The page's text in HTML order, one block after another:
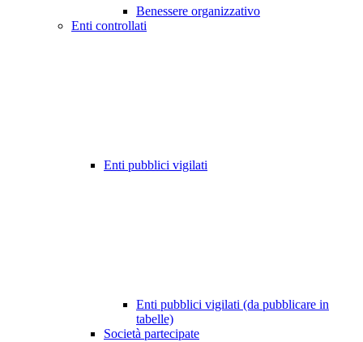
Benessere organizzativo
Enti controllati
Enti pubblici vigilati
Enti pubblici vigilati (da pubblicare in
tabelle)
Società partecipate